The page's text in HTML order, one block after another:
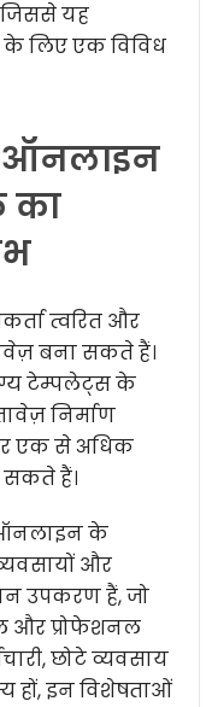
जिससे यह
लिए एक विविध
ऑनलाइन
का
त्वरित और
बना सकते हैं।
टेम्पलेट्स के
निर्माण
एक से अधिक
सकते हैं।
ऑनलाइन के
और
उपकरण हैं, जो
और प्रोफेशनल
छोटे व्यवसाय
हों, इन विशेषताओं